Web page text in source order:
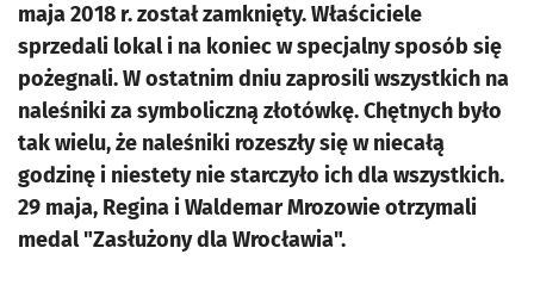
maja 2018 r. został zamknięty. Właściciele
sprzedali lokal i na koniec w specjalny sposób się
pożegnali. W ostatnim dniu zaprosili wszystkich na
naleśniki za symboliczną złotówkę. Chętnych było
tak wielu, że naleśniki rozeszły się w niecałą
godzinę i niestety nie starczyło ich dla wszystkich.
29 maja, Regina i Waldemar Mrozowie otrzymali
medal "Zasłużony dla Wrocławia".